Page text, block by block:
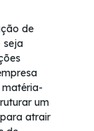
de
seja
um
atrair